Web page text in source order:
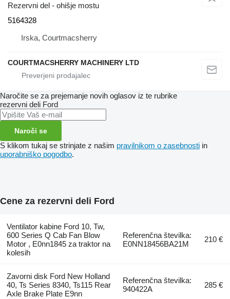
Rezervni del - ohišje mostu
5164328
Irska, Courtmacsherry
COURTMACSHERRY MACHINERY LTD
Naročite se za prejemanje novih oglasov iz te rubrike
rezervni deli Ford
Naroči se
S klikom tukaj se strinjate z našim pravilnikom o zasebnosti in
uporabniško pogodbo.
Cene za rezervni deli Ford
Ventilator kabine Ford 10, Tw,
600 Series Q Cab Fan Blow
Motor , E0nn1845 za traktor na
kolesih
Referenčna številka:
E0NN18456BA21M
210 €
Zavorni disk Ford New Holland
40, Ts Series 8340, Ts115 Rear
Axle Brake Plate E9nn
Referenčna številka:
940422A
285 €